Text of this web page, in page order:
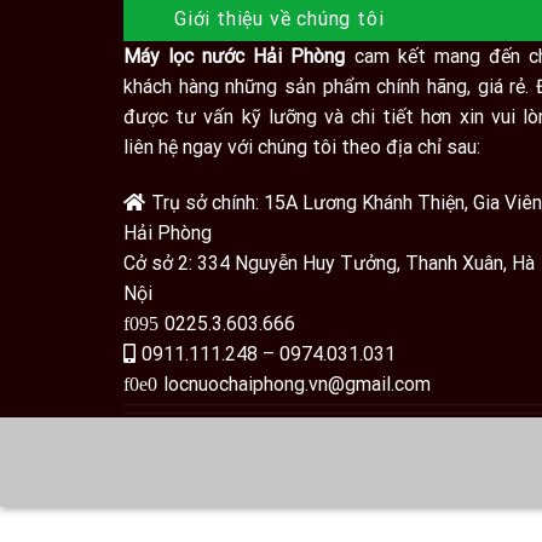
Giới thiệu về chúng tôi
Máy lọc nước Hải Phòng cam kết mang đến
khách hàng những sản phẩm chính hãng, giá rẻ.
được tư vấn kỹ lưỡng và chi tiết hơn xin vui
liên hệ ngay với chúng tôi theo địa chỉ sau:
Trụ sở chính: 15A Lương Khánh Thiện, Gia
Hải Phòng
Cở sở 2: 334 Nguyễn Huy Tưởng, Thanh Xuân, Hà
Nội
0225.3.603.666
0911.111.248 – 0974.031.031
locnuochaiphong.vn@gmail.com